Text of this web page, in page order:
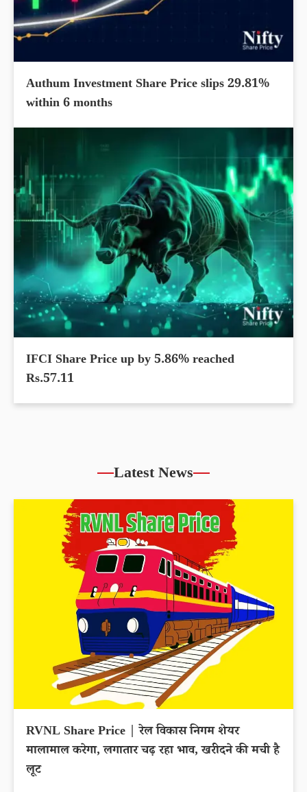
Authum Investment Share Price slips 29.81%
within 6 months
IFCI Share Price up by 5.86% reached
Rs.57.11
Latest News
RVNL Share Price | रेल विकास निगम शेयर
मालामाल करेगा, लगातार चढ़ रहा भाव, खरीदने की मची है
लूट